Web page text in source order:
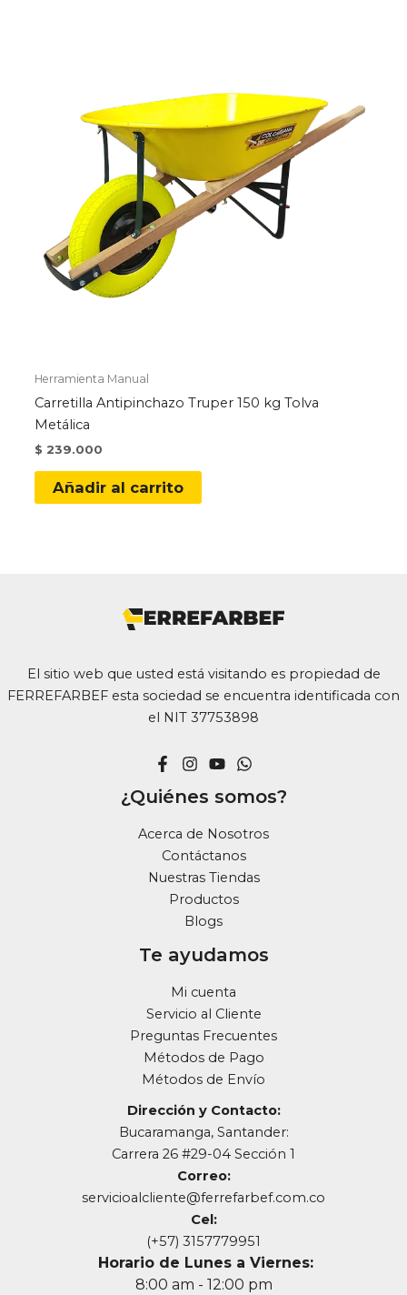
elegir
en
la
página
de
producto
Herramienta Manual
Carretilla Antipinchazo Truper 150 kg Tolva
Metálica
$ 239.000
Añadir al carrito
El sitio web que usted está visitando es propiedad de
FERREFARBEF esta sociedad se encuentra identificada con
el NIT 37753898
¿Quiénes somos?
Acerca de Nosotros
Contáctanos
Nuestras Tiendas
Productos
Blogs
Te ayudamos
Mi cuenta
Servicio al Cliente
Preguntas Frecuentes
Métodos de Pago
Métodos de Envío
Dirección y Contacto:
Bucaramanga, Santander:
Carrera 26 #29-04 Sección 1
Correo:
servicioalcliente@ferrefarbef.com.co
Cel:
(+57) 3157779951
Horario de Lunes a Viernes:
8:00 am - 12:00 pm